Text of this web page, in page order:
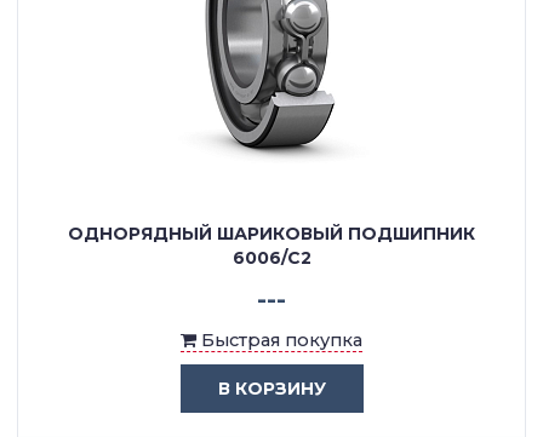
ОДНОРЯДНЫЙ ШАРИКОВЫЙ ПОДШИПНИК
6006/C2
---
Быстрая покупка
В КОРЗИНУ